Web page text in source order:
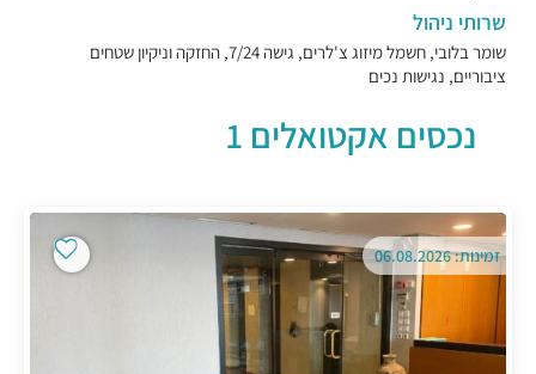
שרותי ניהול
שומר בלובי, חשמל מיזוג צ'לרים, גישה 7/24, החזקה וניקיון שטחים
ציבוריים, נגישות נכים
נכסים אקטואלים 1
זמינות: 06.08.2026